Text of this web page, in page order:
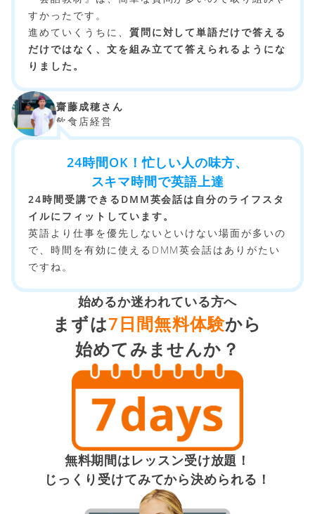
すかったです。
進めていくうちに、 質問に対して単語だけで答える
だけではなく、文を組み立てて答えられるようにな
りました。
齋藤成穂さん
飲食店経営
24時間OK！忙しい人の味方、
スキマ時間で英語上達
24時間受講できるDMM英会話は自分のライフスタ
イルにフィットしています。
英語より仕事を優先しないといけない場面が多いの
で、時間を有効に使えるDMM英会話はありがたい
ですね。
始めるか迷われている方へ
まずは7日間無料体験から
始めてみませんか？
無料期間はレッスン受け放題！
じっくり受けてみてから決められる！